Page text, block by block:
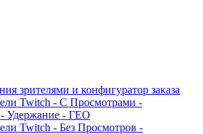
зрителями и конфигуратор заказа
Twitch - С Просмотрами -
Удержание - ГЕО
Twitch - Без Просмотров -